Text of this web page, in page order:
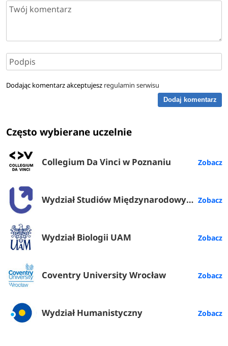
Dodając komentarz akceptujesz regulamin serwisu
Dodaj komentarz
Często wybierane uczelnie
Collegium Da Vinci w Poznaniu
Wydział Studiów Międzynarodowych i Politologicznych UŁ
Wydział Biologii UAM
Coventry University Wrocław
Wydział Humanistyczny